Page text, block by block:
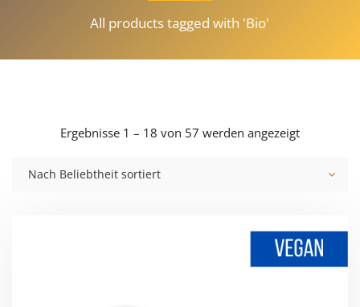
All products tagged with 'Bio'
Ergebnisse 1 – 18 von 57 werden angezeigtNach
Nach Beliebtheit sortiert